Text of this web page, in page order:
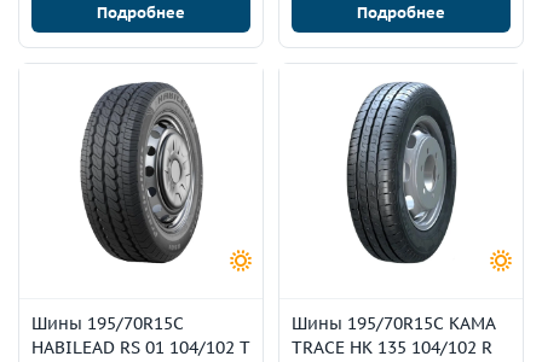
Подробнее Подробнее
Шины 195/70R15C
HABILEAD RS 01 104/102 T
Шины 195/70R15C КАМА
TRACE НК 135 104/102 R